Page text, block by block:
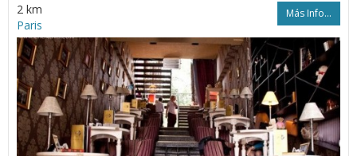
2 km Más Info...
Paris